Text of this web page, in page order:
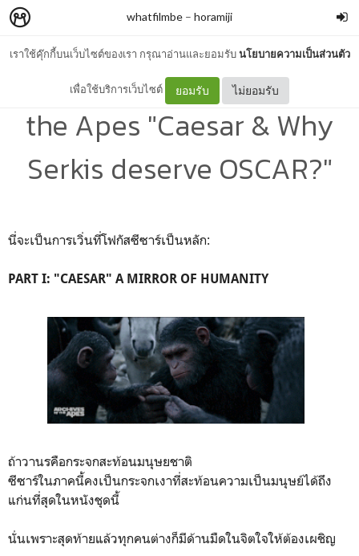
เราใช้คุ๊กกี้บนเว็บไซต์ของเรา กรุณาอ่านและยอมรับนโยบายความเป็นส่วนตัว
เพื่อใช้บริการเว็บไซต์ ยอมรับ ไม่ยอมรับ
whatfilmbe – horamiji
Talk: War for the Planet of
the Apes "Caesar & Why
Serkis deserve OSCAR?"
นี่จะเป็นการเวิ่นที่โฟกัสซีซาร์เป็นหลัก:
PART I: "CAESAR" A MIRROR OF HUMANITY
ถ้าวานรคือกระจกสะท้อนมนุษยชาติ
ซีซาร์ในภาคนี้คงเป็นกระจกเงาที่สะท้อนความเป็นมนุษย์ได้ถึง
แก่นที่สุดในหนังชุดนี้
นั่นเพราะสุดท้ายแล้วทุกคนต่างก็มีด้านมืดในจิตใจให้ต้องเผชิญ